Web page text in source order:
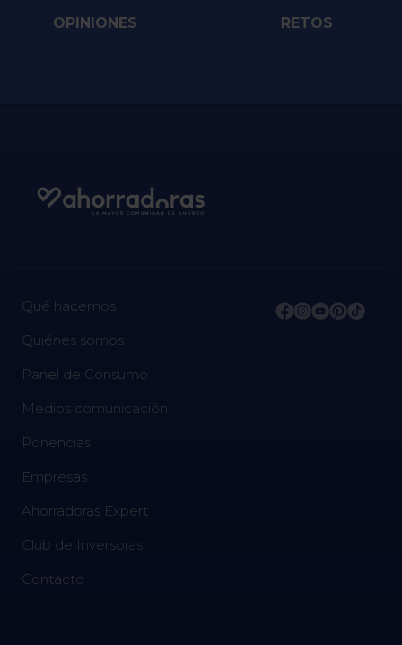
OPINIONES RETOS
Qué hacemos
Quiénes somos
Panel de Consumo
Medios comunicación
Ponencias
Empresas
Ahorradoras Expert
Club de Inversoras
Contacto